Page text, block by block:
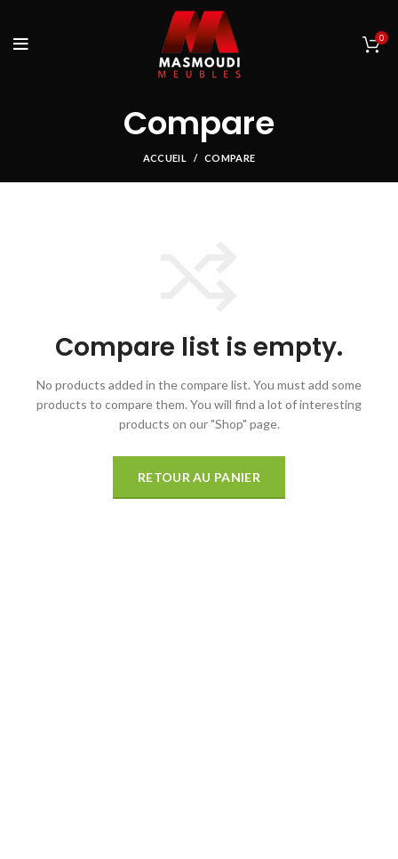
0
Compare
ACCUEIL COMPARE
Compare list is empty.
No products added in the compare list. You must add some
products to compare them. You will find a lot of interesting
products on our "Shop" page.
RETOUR AU PANIER